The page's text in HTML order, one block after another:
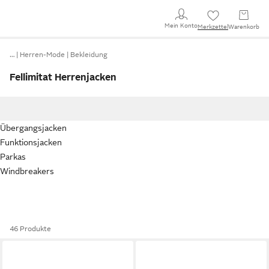
Mein KontoMerkzettel Warenkorb
… Herren-Mode Bekleidung
Fellimitat Herrenjacken
Übergangsjacken
Funktionsjacken
Parkas
Windbreakers
46 Produkte